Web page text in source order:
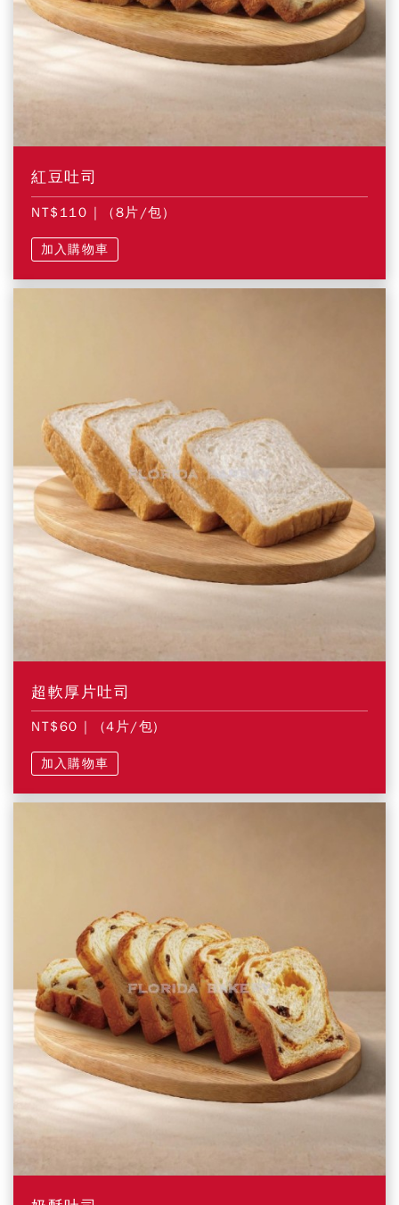
紅豆吐司
NT$110 | (8片/包)
加入購物車
超軟厚片吐司
NT$60 | (4片/包)
加入購物車